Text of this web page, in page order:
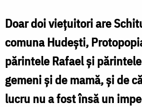
Rusu
Doar doi viețuitori are
comuna Hudești,
părintele Rafael și
gemeni și de mamă, și de
lucru nu a fost însă un